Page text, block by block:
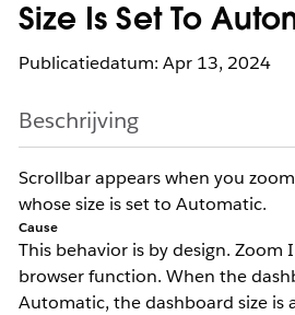
Size Is Set To
Publicatiedatum: Apr 13, 2024
Beschrijving
Scrollbar appears when you
whose size is set to Automatic.
Cause
This behavior is by design. Zoom
browser function. When the
Automatic, the dashboard size is